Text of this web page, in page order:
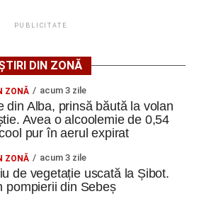
PUBLICITATE
DIN ZONĂ
ZONĂ acum 3 zile
din Alba, prinsă băută la volan
Avea o alcoolemie de 0,54
pur în aerul expirat
ZONĂ acum 3 zile
de vegetație uscată la Șibot.
pompierii din Sebeș